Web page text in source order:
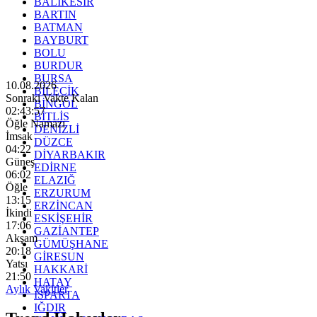
BARTIN
BATMAN
BAYBURT
BOLU
BURDUR
BURSA
BİLECİK
BİNGÖL
BİTLİS
DENİZLİ
DÜZCE
DİYARBAKIR
EDİRNE
ELAZIĞ
ERZURUM
ERZİNCAN
ESKİŞEHİR
GAZİANTEP
GÜMÜŞHANE
GİRESUN
HAKKARİ
HATAY
ISPARTA
IĞDIR
10.08.2026
Sonraki Vakte Kalan
02:43:55
Öğle Namazı
İmsak
04:22
Güneş
06:02
Öğle
13:15
İkindi
17:06
Akşam
20:18
Yatsı
21:50
Aylık Vakitler